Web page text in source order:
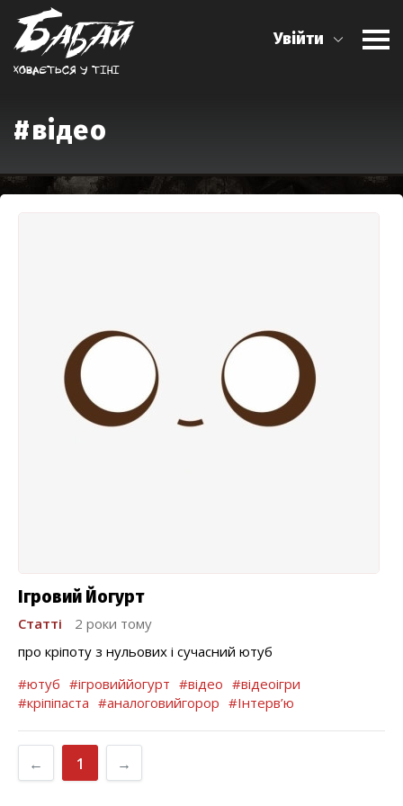
Ховається у тiнi
Увійти
#відео
Ігровий Йогурт
Статті
2 роки тому
про кріпоту з нульових і сучасний ютуб
#ютуб #ігровиййогурт #відео #відеоігри
#кріпіпаста #аналоговийгорор #Інтерв’ю
← 1 →